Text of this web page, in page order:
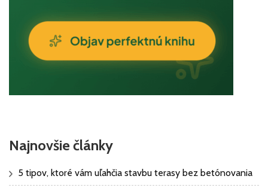
Najnovšie články
5 tipov, ktoré vám uľahčia stavbu terasy bez betónovania